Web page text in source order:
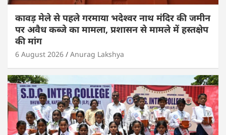
कावड़ मेले से पहले गरमाया भदेश्वर नाथ मंदिर की जमीन
पर अवैध कब्जे का मामला, प्रशासन से मामले में हस्तक्षेप
की मांग
6 August 2026 Anurag Lakshya